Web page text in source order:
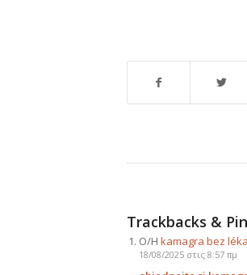
Trackbacks &
Ο/Η kamagra bez
18/08/2025 στις 8:57 πμ